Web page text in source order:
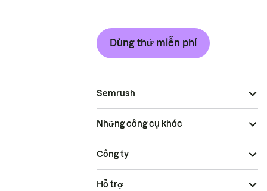
Dùng thử miễn phí
Semrush
Những công cụ khác
Công ty
Hỗ trợ